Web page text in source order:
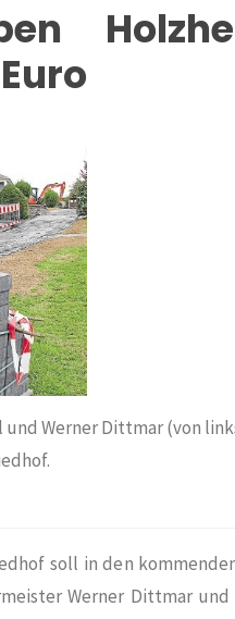
und Werner Dittmar (von
soll in den
Werner Dittmar